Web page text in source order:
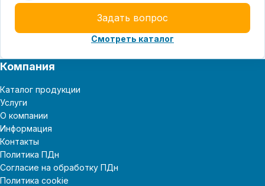
Задать вопрос
Смотреть каталог
Компания
Каталог продукции
Услуги
О компании
Информация
Контакты
Политика ПДн
Согласие на обработку ПДн
Политика cookie